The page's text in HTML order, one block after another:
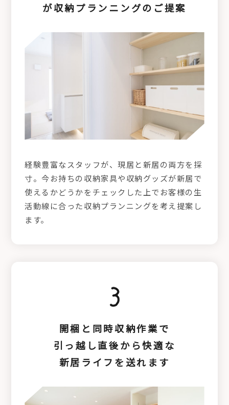
が収納プランニングのご提案
経験豊富なスタッフが、現居と新居の両方を採
寸。今お持ちの収納家具や収納グッズが新居で
使えるかどうかをチェックした上でお客様の生
活動線に合った収納プランニングを考え提案し
ます。
開梱と同時収納作業で
引っ越し直後から快適な
新居ライフを送れます